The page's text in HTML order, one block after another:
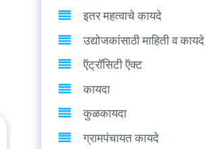
इतर महत्वाचे कायदे
उद्योजकांसाठी माहिती व कायदे
ऍट्रॉसिटी ऍक्ट
कायदा
कुळकायदा
ग्रामपंचायत कायदे